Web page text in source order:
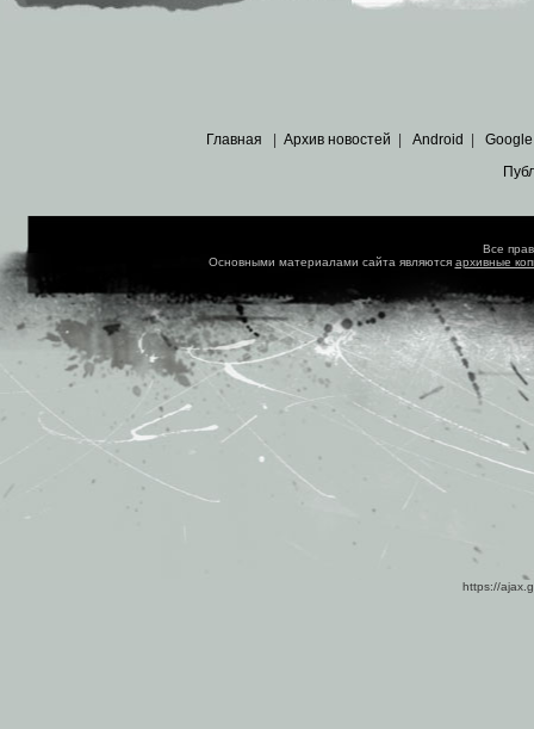
Главная Архив новостей Android Google
Все
Основными материалами сайта являются архивные
https://